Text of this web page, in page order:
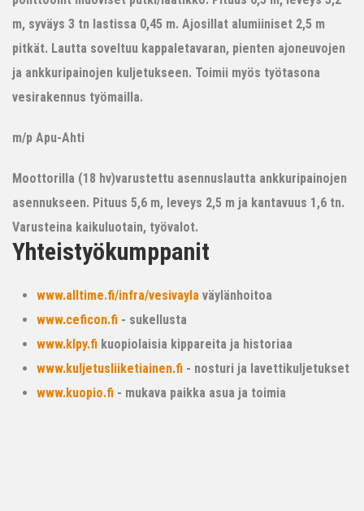
m, syväys 3 tn lastissa 0,45 m. Ajosillat alumiiniset 2,5 m
pitkät. Lautta soveltuu kappaletavaran, pienten ajoneuvojen
ja ankkuripainojen kuljetukseen. Toimii myös työtasona
vesirakennus työmailla.
m/p Apu-Ahti
Moottorilla (18 hv)varustettu asennuslautta ankkuripainojen
asennukseen. Pituus 5,6 m, leveys 2,5 m ja kantavuus 1,6 tn.
Varusteina kaikuluotain, työvalot.
Yhteistyökumppanit
www.alltime.fi/infra/vesivayla väylänhoitoa
www.ceficon.fi - sukellusta
www.klpy.fi kuopiolaisia kippareita ja historiaa
www.kuljetusliiketiainen.fi - nosturi ja lavettikuljetukset
www.kuopio.fi - mukava paikka asua ja toimia